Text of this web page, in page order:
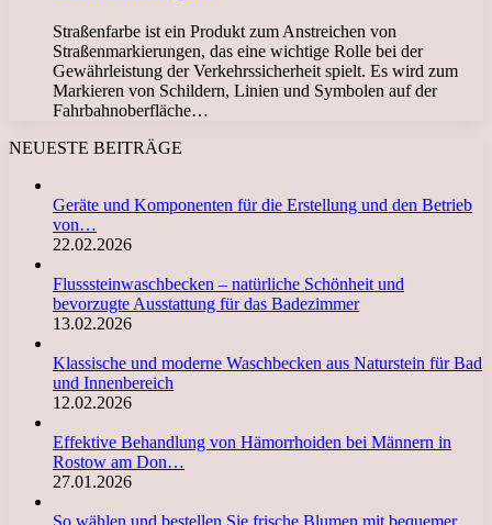
Straßenfarbe ist ein Produkt zum Anstreichen von
Straßenmarkierungen, das eine wichtige Rolle bei der
Gewährleistung der Verkehrssicherheit spielt. Es wird zum
Markieren von Schildern, Linien und Symbolen auf der
Fahrbahnoberfläche…
NEUESTE BEITRÄGE
Geräte und Komponenten für die Erstellung und den Betrieb
von…
22.02.2026
Flusssteinwaschbecken – natürliche Schönheit und
bevorzugte Ausstattung für das Badezimmer
13.02.2026
Klassische und moderne Waschbecken aus Naturstein für Bad
und Innenbereich
12.02.2026
Effektive Behandlung von Hämorrhoiden bei Männern in
Rostow am Don…
27.01.2026
So wählen und bestellen Sie frische Blumen mit bequemer